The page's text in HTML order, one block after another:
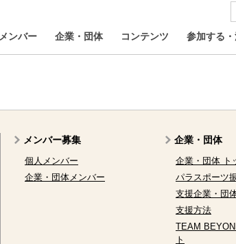
メンバー 企業・団体 コンテンツ 参加する
メンバー募集
個人メンバー
企業・団体メンバー
企業・団体
企業・団体 ト
パラスポーツ
支援企業・団
支援方法
TEAM
ト